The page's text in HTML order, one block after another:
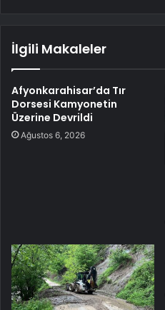
İlgili Makaleler
Afyonkarahisar’da Tır
Dorsesi Kamyonetin
Üzerine Devrildi
Ağustos 6, 2026